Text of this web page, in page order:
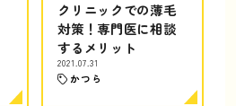
クリニックでの薄毛
対策！専門医に相談
するメリット
2021.07.31
かつら